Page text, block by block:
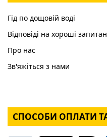
Гід по дощовій воді
Відповіді на хороші
Про нас
Зв'яжіться з нами
СПОСОБИ ОПЛАТИ